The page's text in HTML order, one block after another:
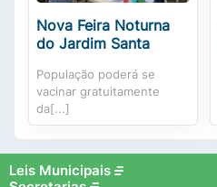
Nova Feira Noturna
do Jardim Santa
População poderá se
vacinar gratuitamente
da[...]
Leis Municipais